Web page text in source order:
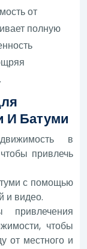
от
полную
И Батуми
в
привлечь
с помощью
и видео.
привлечения
чтобы
от местного и